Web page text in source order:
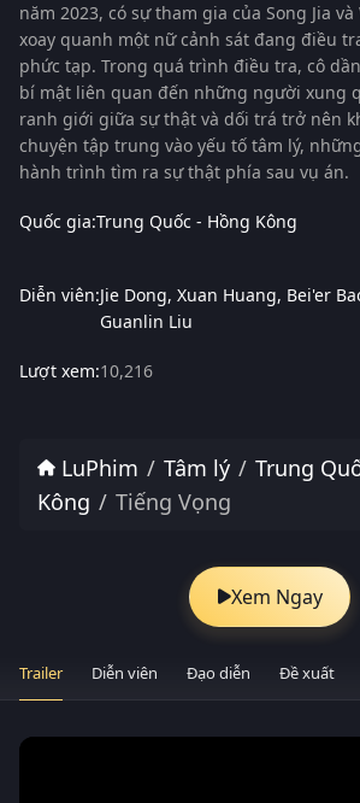
năm 2023, có sự tham gia của Song Jia và
xoay quanh một nữ cảnh sát đang điều
phức tạp. Trong quá trình điều tra, cô
bí mật liên quan đến những người xung
ranh giới giữa sự thật và dối trá trở nên
chuyện tập trung vào yếu tố tâm lý,
hành trình tìm ra sự thật phía sau vụ án.
Quốc gia:Trung Quốc - Hồng Kông
Diễn viên:Jie Dong Xuan Huang Bei'er
Guanlin Liu
Lượt xem:10,216
LuPhim Tâm lý
Trung
Kông
Tiếng Vọng
Xem Ngay
Trailer Diễn viên Đạo diễn Đề xuất